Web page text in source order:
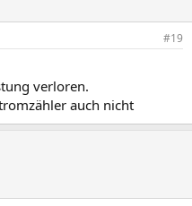
#19
verloren.
auch nicht